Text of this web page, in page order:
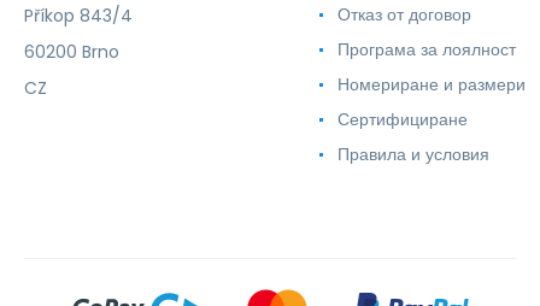
Příkop 843/4
60200 Brno
CZ
Отказ от договор
Програма за лоялност
Номериране и размери
Сертифициране
Правила и условия